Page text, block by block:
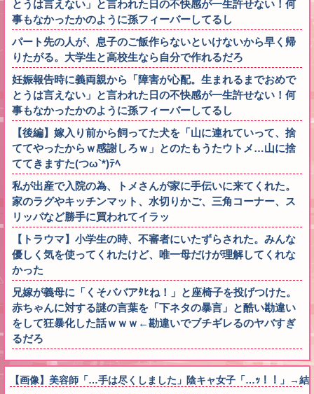
とうは言えない」と言われた日の不快感が一生許せない！何
事もなかったかのように孫フィーバーしてるし
パート先の人が、息子のご飯作らないといけないから早く帰
りたがる。大学生と高校生なら自分で作れるだろ
妊娠報告時に義両親から「障害が心配。生まれるまでおめで
とうは言えない」と言われた日の不快感が一生許せない！何
事もなかったかのように孫フィーバーしてるし
【後編】嫁入り前から飼ってた犬を「山に連れていって、捨
ててやったからｗ感謝しろｗ」とのたもうたウトメ…山に捨
ててきますた(つω`*)ﾃﾍ
私が出産で入院の為、トメさんが家に手伝いに来てくれた。
家のラグやキッチンマット、水切りかご、三角コーナー、ス
リッパなど勝手に買われてイラッ
【トラウマ】小学生の時、不審者にいたずらされた。みんな
優しく気を使ってくれたけど、唯一母だけが理解してくれな
かった
兄嫁が義母に「くそババアﾀﾋね！」と座椅子を投げつけた。
赤ちゃんに対する謎の言葉を「下ネタの暴言」と酷い勘違い
をして狂暴化した話ｗｗｗ←勘違いでブチギレるのヤバすぎ
るだろ
【画像】美容師「…手は尽くしました」陰キャ女子「…ｯ！！」→